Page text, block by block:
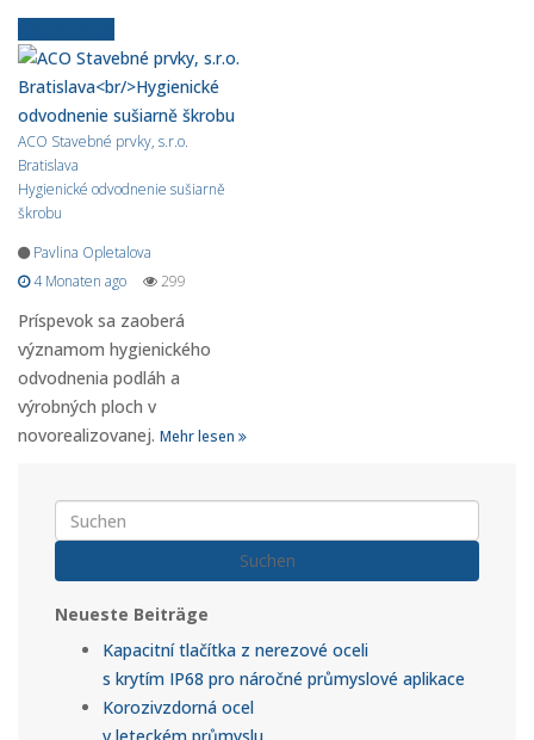
ACO Stavebné prvky, s.r.o.
Bratislava
Hygienické odvodnenie sušiarně
škrobu
Pavlina Opletalova
4 Monaten ago
299
Príspevok sa zaoberá
významom hygienického
odvodnenia podláh a
výrobných ploch v
novorealizovanej. Mehr lesen
Suchen
Neueste Beiträge
Kapacitní tlačítka z nerezové oceli
s krytím IP68 pro náročné průmyslové aplikace
Korozivzdorná ocel